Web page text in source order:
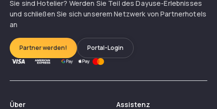
Sie sind Hotelier? Werden Sie Teil des Dayuse-Erlebnisses
und schließen Sie sich unserem Netzwerk von Partnerhotels
an
Partner werden! Portal-Login
Über Assistenz